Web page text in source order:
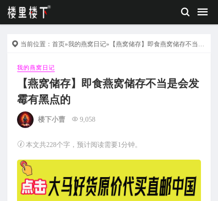
当前位置： 首页»我的燕窝日记»【燕窝储存】即食燕窝储存不当是会发霉有黑点的
我的燕窝日记
【燕窝储存】即食燕窝储存不当是会发
霉有黑点的
楼下小曹 9,058
本文共228个字，预计阅读需要1分钟。